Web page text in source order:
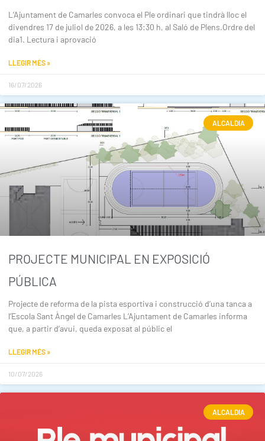
L’Ajuntament de Camarles convoca el Ple ordinari que tindrà lloc el
divendres 17 de juliol de 2026, a les 13:30 h, al Saló de Plens.Ordre del
dia1. Lectura i aprovació
LLEGIR MÉS »
16/07/2026
ALCALDIA
PROJECTE MUNICIPAL EN EXPOSICIÓ
PÚBLICA
Projecte de reforma de la pista esportiva i construcció d’una tanca a
l’Escola Sant Àngel de Camarles L’Ajuntament de Camarles informa
que, a partir d’avui, queda exposat al públic el
LLEGIR MÉS »
10/07/2026
ALCALDIA